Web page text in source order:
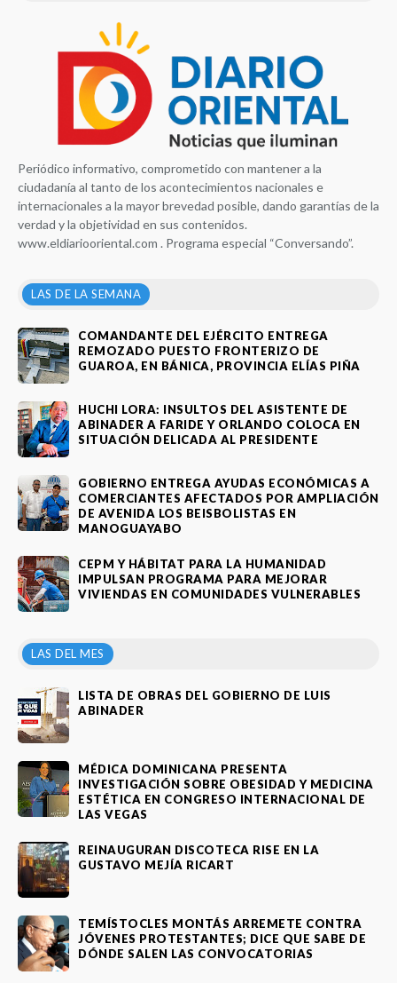
Periódico informativo, comprometido con mantener a la
ciudadanía al tanto de los acontecimientos nacionales e
internacionales a la mayor brevedad posible, dando garantías de la
verdad y la objetividad en sus contenidos.
www.eldiariooriental.com . Programa especial “Conversando”.
LAS DE LA SEMANA
COMANDANTE DEL EJÉRCITO ENTREGA
REMOZADO PUESTO FRONTERIZO DE
GUAROA, EN BÁNICA, PROVINCIA ELÍAS PIÑA
HUCHI LORA: INSULTOS DEL ASISTENTE DE
ABINADER A FARIDE Y ORLANDO COLOCA EN
SITUACIÓN DELICADA AL PRESIDENTE
GOBIERNO ENTREGA AYUDAS ECONÓMICAS A
COMERCIANTES AFECTADOS POR AMPLIACIÓN
DE AVENIDA LOS BEISBOLISTAS EN
MANOGUAYABO
CEPM Y HÁBITAT PARA LA HUMANIDAD
IMPULSAN PROGRAMA PARA MEJORAR
VIVIENDAS EN COMUNIDADES VULNERABLES
LAS DEL MES
LISTA DE OBRAS DEL GOBIERNO DE LUIS
ABINADER
MÉDICA DOMINICANA PRESENTA
INVESTIGACIÓN SOBRE OBESIDAD Y MEDICINA
ESTÉTICA EN CONGRESO INTERNACIONAL DE
LAS VEGAS
REINAUGURAN DISCOTECA RISE EN LA
GUSTAVO MEJÍA RICART
TEMÍSTOCLES MONTÁS ARREMETE CONTRA
JÓVENES PROTESTANTES; DICE QUE SABE DE
DÓNDE SALEN LAS CONVOCATORIAS